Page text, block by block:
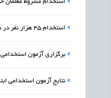
استخدام مشروط معلمان
» استخدام ۴۵ هزار نفر در دولت
» برگزاری آزمون
» نتایج آزمون استخدامی